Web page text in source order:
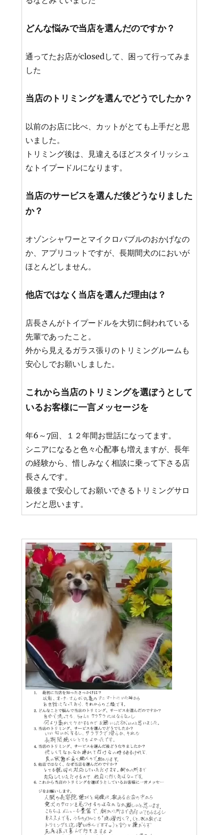
どんな悩みで当店を選んだのですか？
通ってたお店がclosedして、困って行ってみま
した
当店のトリミングを選んでどうでしたか？
以前のお店に比べ、カットがとても上手だと思
いました。
トリミング後は、見違えるほどスタイリッシュ
なトイプードルになります。
当店のサービスを選んだ後どうなりました
か？
オゾンシャワーとマイクロバブルのおかげなの
か、アプリコットですが、長期間犬のにおいが
ほとんどしません。
他店ではなく当店を選んだ理由は？
店長さんがトイプードルを大切に飼われている
先輩であったこと。
外から見えるガラス張りのトリミングルームも
安心しでお願いしました。
これから当店のトリミングを選ぼうとして
いるお客様に一言メッセージを
年6～7回、１２年間お世話になってます。
シニアになると色々心配事も増えますが、長年
の経験から、惜しみなく相談に乗って下さる店
長さんです。
最後まで安心してお願いできるトリミングサロ
ンだと思います。